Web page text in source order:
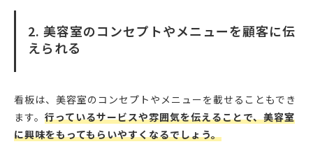
2. 美容室のコンセプトやメニューを顧客に伝
えられる
看板は、美容室のコンセプトやメニューを載せることもでき
ます。 行っているサービスや雰囲気を伝えることで、美容室
に興味をもってもらいやすくなるでしょう。